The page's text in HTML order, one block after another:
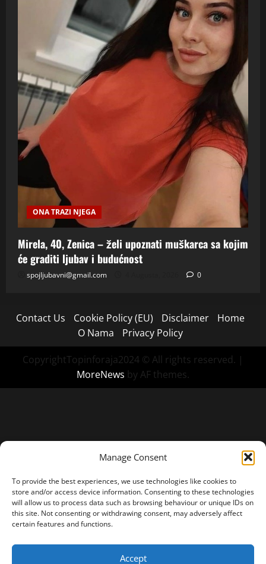
Manage Consent
To provide the best experiences, we use technologies like cookies to
store and/or access device information. Consenting to these technologies
will allow us to process data such as browsing behaviour or unique IDs on
this site. Not consenting or withdrawing consent, may adversely affect
certain features and functions.
Accept
ONA TRAZI NJEGA
Mirela, 40, Zenica – želi upoznati muškarca sa kojim
će graditi ljubav i budućnost
spojljubavni@gmail.com 0
Contact Us Cookie Policy (EU) Disclaimer
Home
O Nama
Privacy Policy
CopyrightTopinforaja2024 © All rights reserved. |
MoreNews by AF themes.